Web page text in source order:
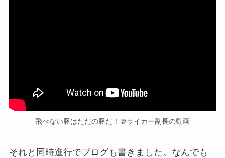
飛べない豚はただの豚だ！＠ライカー副長の動画
それと同時進行でブログも書きました。なんでも